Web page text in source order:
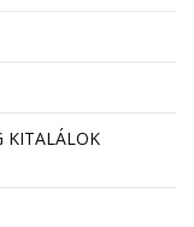
KITALÁLOK